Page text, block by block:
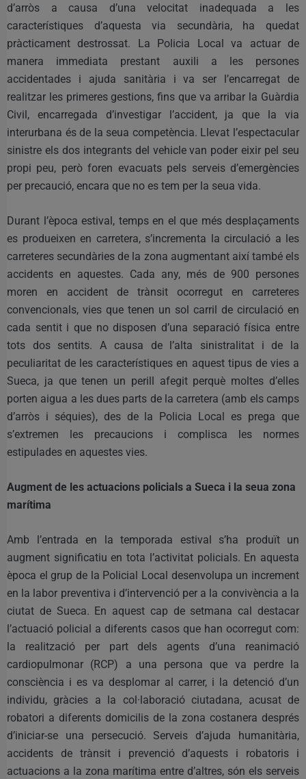
d’arròs a causa d’una velocitat inadequada a les
característiques d’aquesta via secundària, ha quedat
pràcticament destrossat. La Policia Local va actuar de
manera immediata prestant auxili a les persones
accidentades i ajuda sanitària i va ser l’encarregat de
realitzar les primeres gestions, fins que va arribar la Guàrdia
Civil, encarregada d’investigar l’accident, ja que la via
interurbana és de la seua competència. Llevat l’espectacular
sinistre els dos integrants del vehicle van poder eixir pel seu
propi peu, però foren evacuats pels serveis d’emergències
per precaució, encara que no es tem per la seua vida.
Durant l’època estival, temps en el que més desplaçaments
es produeixen en carretera, s’incrementa la circulació a les
carreteres secundàries de la zona augmentant així també els
accidents en aquestes. Cada any, més de 900 persones
moren en accident de trànsit ocorregut en carreteres
convencionals, vies que tenen un sol carril de circulació en
cada sentit i que no disposen d’una separació física entre
tots dos sentits. A causa de l’alta sinistralitat i de la
peculiaritat de les característiques en aquest tipus de vies a
Sueca, ja que tenen un perill afegit perquè moltes d’elles
porten aigua a les dues parts de la carretera (amb els camps
d’arròs i séquies), des de la Policia Local es prega que
s’extremen les precaucions i complisca les normes
estipulades en aquestes vies.
Augment de les actuacions policials a Sueca i la seua zona
marítima
Amb l’entrada en la temporada estival s’ha produït un
augment significatiu en tota l’activitat policials. En aquesta
època el grup de la Policial Local desenvolupa un increment
en la labor preventiva i d’intervenció per a la convivència a la
ciutat de Sueca. En aquest cap de setmana cal destacar
l’actuació policial a diferents casos que han ocorregut com:
la realització per part dels agents d’una reanimació
cardiopulmonar (RCP) a una persona que va perdre la
consciència i es va desplomar al carrer, i la detenció d’un
individu, gràcies a la col·laboració ciutadana, acusat de
robatori a diferents domicilis de la zona costanera després
d’iniciar-se una persecució. Serveis d’ajuda humanitària,
accidents de trànsit i prevenció d’aquests i robatoris i
actuacions a la zona marítima entre d’altres, són els serveis